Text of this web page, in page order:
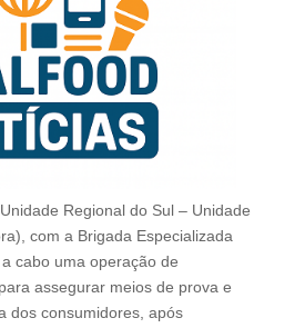
Regional do Sul – Unidade
com a Brigada Especializada
cabo uma operação de
assegurar meios de prova e
dos consumidores, após